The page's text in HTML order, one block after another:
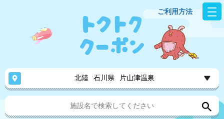
ご利用方法
北陸 石川県 片山津温泉